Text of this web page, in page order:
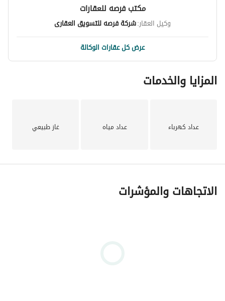
مكتب فرصه للعقارات
وكيل العقار:شركة فرصه للتسويق العقارى
عرض كل عقارات الوكالة
المزايا والخدمات
عداد كهرباء عداد مياه غاز طبيعي
الاتجاهات والمؤشرات